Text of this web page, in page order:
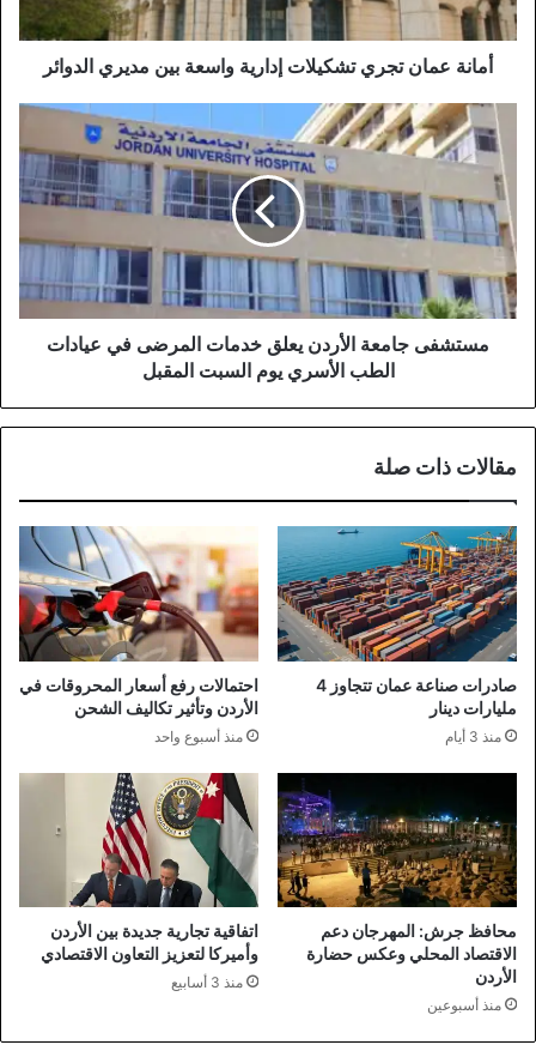
مديري
الدوائر
أمانة عمان تجري تشكيلات إدارية واسعة بين مديري الدوائر
مستشفى
جامعة
يعلق
خدمات
المرضى
في
عيادات
الطب
الأسريمستشفى جامعة الأردن يعلق خدمات المرضى في عيادات
الطب الأسري يوم السبت المقبل
مقالات ذات صلة
صادرات صناعة عمان تتجاوز 4
مليارات دينار
منذ 3 أيام
احتمالات رفع أسعار المحروقات في
الأردن وتأثير تكاليف الشحن
منذ أسبوع واحد
محافظ جرش: المهرجان دعم
الاقتصاد المحلي وعكس حضارة
الأردن
منذ أسبوعين
اتفاقية تجارية جديدة بين الأردن
وأميركا لتعزيز التعاون الاقتصادي
منذ 3 أسابيع